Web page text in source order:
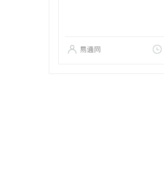
易通网